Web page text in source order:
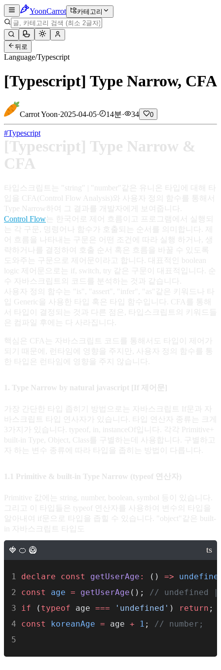
YoonCarrot 카테고리
뒤로
Language/Typescript
[Typescript] Type Narrow, CFA
Carrot Yoon·2025-04-05· 14분· 34 0
#Typescript
[Typescript] Type Narrow &
CFA
타입스크립트는 "string" | "number"같은 유니온 타입에 대해 타
입을 CFA(Control Flow Analysis)와 사용자 정의 함수를 통해서
Type Narrow하여 그 결과를 개발자에게 보여줍니다.
Control Flow는 한국어로 제어 흐름이고 프로그램에서 실행되
는 각 구문, 명령어나 함수가 호출되는 순서를 의미합니다. 제
어 흐름을 나타내는 구문은 어떤 조건에 따라 실행 하거나, 생
략하거나를 결정하여 호출 순서 혹은 흐름을 바꿀 수 있도록
도와주는 구문으로 제어문이라고 합니다. 대표적인 boolean
logic 제어문으로는 if, switch, try 같은 구문이 대표적입니다. 순
수 자바스크립트의 코드를 분석하는 것과 같습니다.
사용자 정의 함수는 "is", "assert", "infer", "as"같은 키워드나 타
입 Generic을 사용한 타입 혹은 타입 함수입니다. CFA를 통해
서 타입이 결정되는 것과 다른 점은, 타입스크립트의 키워드들
은 컴파일 후에는 다 사라집니다.
핵심은 CFA는 자바스크립트 코드를 통해서도 타입이 제어가
되기 때문에, 런타임에 영향을 주지만, 사용자 정의 함수를 통
한 타입은 런타임에 영향을 주지 않습니다.
1. Type Narrow by natural javascript [If 제어문]
가장 간단한 타입 좁히기 방법으로는 자바스크립트 If문과 자
바스크립트 타입 연사자가 있습니다. 타입 연산자 종류는 크게
3가지가 있습니다. typeof, in, instanceOf입니다. 각각 Primitive+
built-in Type, Object, Class를 구별하는데 사용합니다. 구별하고
자 하는 변수 종류에 따라 타입을 좁히는 방법이 다릅니다.
1.1 Primitive & built-in Type Narrow (typeof 연산자)
Primitive 값에는 string, number, boolean, symbol 등이 있습니다.
그리고 이 타입들은 typeof 연산자를 사용하여 변수의 타입을
알아내여 if문으로 타입을 좁힐 수 있습니다. "object"같은 built-
in 자바스크립트 타입도
declare const getUserAge : () =>
const
age = getUserAge (); // undefined |
if ( typeof age === 'undefined' ) return ;
const
koreanAge = age + 1 ; // number;